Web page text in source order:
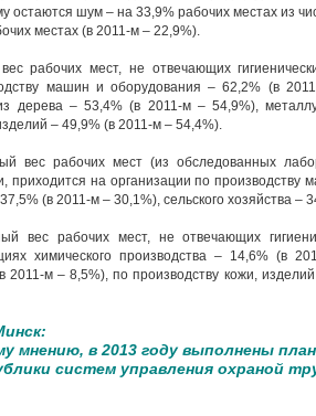
остаются шум – на 33,9% рабочих местах из
местах (в 2011-м – 22,9%).
рабочих мест, не отвечающих
машин и оборудования – 62,2% (в
дерева – 53,4% (в 2011-м – 54,9%),
– 49,9% (в 2011-м – 54,4%).
вес рабочих мест (из обследованных
приходится на организации по
(в 2011-м – 30,1%), сельского хозяйства –
вес рабочих мест, не отвечающих
химического производства – 14,6% (в
2011-м – 8,5%), по производству кожи,
мнению, в 2013 году выполнены
систем управления охраной